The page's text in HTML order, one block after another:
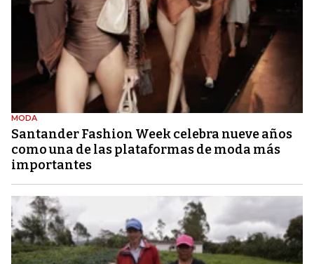
MODA
Santander Fashion Week celebra nueve años
como una de las plataformas de moda más
importantes